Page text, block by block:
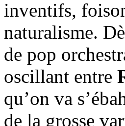
inventifs,
naturalisme.
de pop
oscillant entre
qu’on va
de la grosse